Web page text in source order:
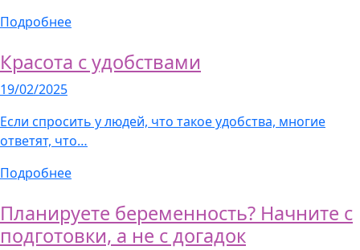
Подробнее
Красота с удобствами
19/02/2025
Если спросить у людей, что такое удобства, многие
ответят, что…
Подробнее
Планируете беременность? Начните с
подготовки, а не с догадок